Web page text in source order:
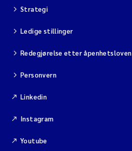
Strategi
Ledige stillinger
Redegjørelse etter åpenhetsloven
Personvern
Linkedin
Instagram
Youtube